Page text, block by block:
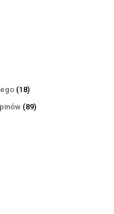
1818
produktów
8989